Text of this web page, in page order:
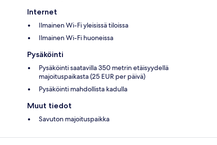
Internet
Ilmainen Wi-Fi yleisissä tiloissa
Ilmainen Wi-Fi huoneissa
Pysäköinti
Pysäköinti saatavilla 350 metrin etäisyydellä
majoituspaikasta (25 EUR per päivä)
Pysäköinti mahdollista kadulla
Muut tiedot
Savuton majoituspaikka